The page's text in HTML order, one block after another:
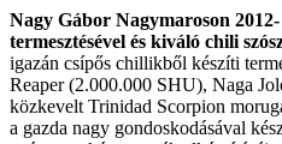
Nagy Gábor Nagymaroson
termesztésével és kiváló chili
igazán csípős chillikből készíti
Reaper (2.000.000 SHU), Naga
közkevelt Trinidad Scorpion
a gazda nagy gondoskodásával